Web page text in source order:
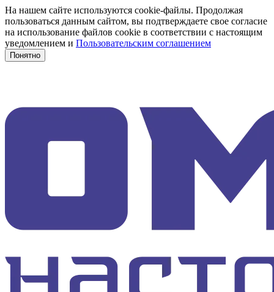
На нашем сайте используются cookie-файлы. Продолжая
пользоваться данным сайтом, вы подтверждаете свое согласие
на использование файлов cookie в соответствии с настоящим
уведомлением и Пользовательским соглашением
Понятно